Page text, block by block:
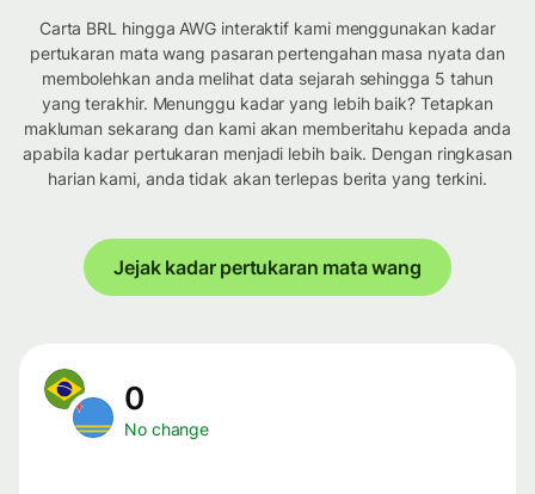
Carta BRL hingga AWG interaktif kami menggunakan kadar
pertukaran mata wang pasaran pertengahan masa nyata dan
membolehkan anda melihat data sejarah sehingga 5 tahun
yang terakhir. Menunggu kadar yang lebih baik? Tetapkan
makluman sekarang dan kami akan memberitahu kepada anda
apabila kadar pertukaran menjadi lebih baik. Dengan ringkasan
harian kami, anda tidak akan terlepas berita yang terkini.
Jejak kadar pertukaran mata wang
0
No change